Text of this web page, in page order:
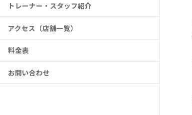
トレーナー・スタッフ紹介
アクセス（店舗一覧）
料金表
お問い合わせ